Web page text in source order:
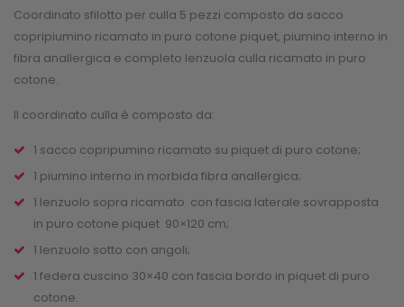
Coordinato sfilotto per culla 5 pezzi composto da sacco
copripiumino ricamato in puro cotone piquet, piumino interno in
fibra anallergica e completo lenzuola culla ricamato in puro
cotone.
Il coordinato culla è composto da:
1 sacco copripumino ricamato su piquet di puro cotone;
1 piumino interno in morbida fibra anallergica;
1 lenzuolo sopra ricamato con fascia laterale sovrapposta
in puro cotone piquet 90×120 cm;
1 lenzuolo sotto con angoli;
1 federa cuscino 30×40 con fascia bordo in piquet di puro
cotone.